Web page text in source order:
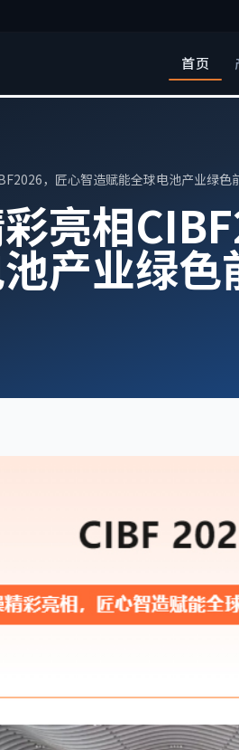
首页
，匠心智造赋能全球电池产业绿色
亮相
产业绿色